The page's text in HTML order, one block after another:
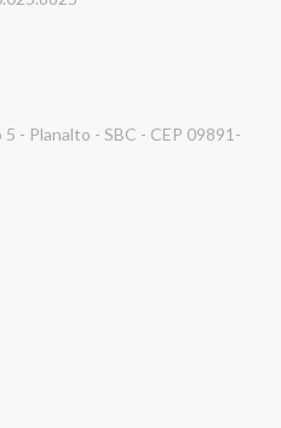
- Planalto - SBC - CEP 09891-